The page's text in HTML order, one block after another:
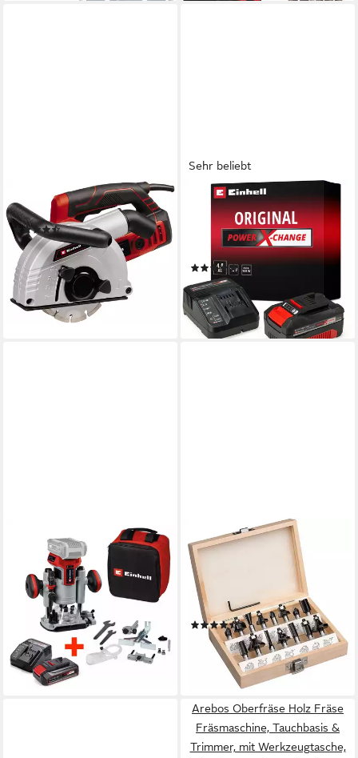
EINHELL
Mauernutfräse TE-MA 1700
(3)
154,29 € UVP193,95 €
-20%
lieferbar - in 3-4 Werktagen bei dir
Sehr beliebt
EINHELL
»Starter-Kit Power X-
Change« Akku Starter-Set, 18
V, 4 Ah, inkl. Ladegerät
(892)
29,99 € UVP
-57%
lieferbar - in 1-2 Werktagen bei dir
Oberfräse Einhell Akku-
Oberfräse TP-RO 18 Set Li
BL + 2,5 Ah Akku Starterkit,
185,95 €
lieferbar - in 2-3 Werktagen bei dir
EINHELL
Oberfräse Kwb by
Oberfräsen-Zubehör 8mm 15
Fräsersatz im Holzkoffer,
(zubehör)
(9)
29,99 € UVP38,95 €
lieferbar - in 1-2 Werktagen bei dir
Arebos Oberfräse Holz Fräse
Fräsmaschine, Tauchbasis &
Trimmer, mit Werkzeugtasche,